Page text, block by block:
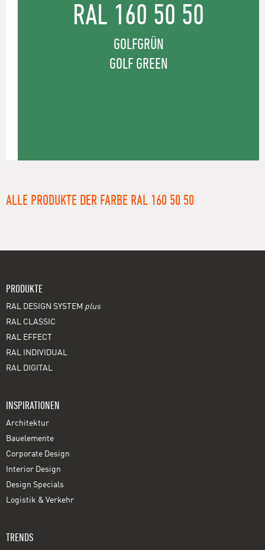
RAL 160 50 50
GOLFGRÜN
GOLF GREEN
ALLE PRODUKTE DER FARBE RAL 160 50 50
PRODUKTE
RAL DESIGN SYSTEM plus
RAL CLASSIC
RAL EFFECT
RAL INDIVIDUAL
RAL DIGITAL
INSPIRATIONEN
Architektur
Bauelemente
Corporate Design
Interior Design
Design Specials
Logistik & Verkehr
TRENDS